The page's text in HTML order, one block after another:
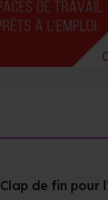
Clap de fin pour